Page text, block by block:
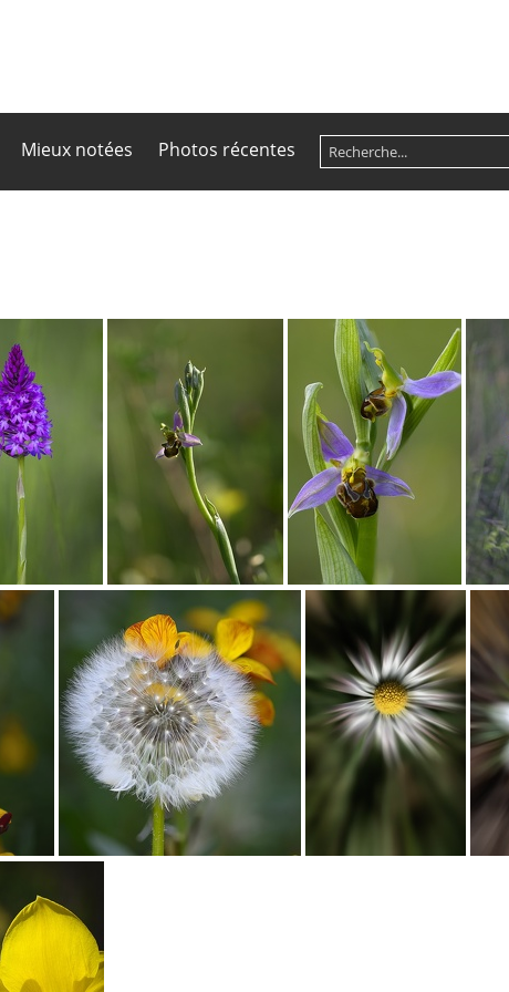
Mieux notées Photos récentes
Orchidée Orchis Pyramidal Orchidée Ophrys abeille Orchidée Ophrys abeille